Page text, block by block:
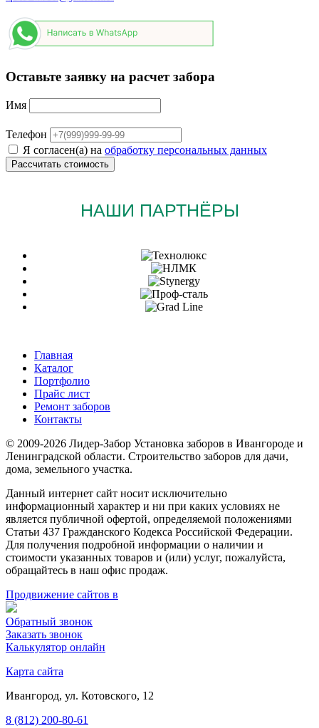
Оставьте заявку на расчет забора
Имя
Телефон
Я согласен(а) на обработку персональных данных
НАШИ ПАРТНЁРЫ
Главная
Каталог
Портфолио
Прайс лист
Ремонт заборов
Контакты
© 2009-2026 Лидер-Забор Установка заборов в Ивангороде и
Ленинградской области. Строительство заборов для дачи,
дома, земельного участка.
Данный интернет сайт носит исключительно
информационный характер и ни при каких условиях не
является публичной офертой, определяемой положениями
Статьи 437 Гражданского Кодекса Российской Федерации.
Для получения подробной информации о наличии и
стоимости указанных товаров и (или) услуг, пожалуйста,
обращайтесь в наш офис продаж.
Продвижение сайтов в
Обратный звонок
Заказать звонок
Калькулятор онлайн
Карта сайта
Ивангород, ул. Котовского, 12
8 (812) 200-80-61